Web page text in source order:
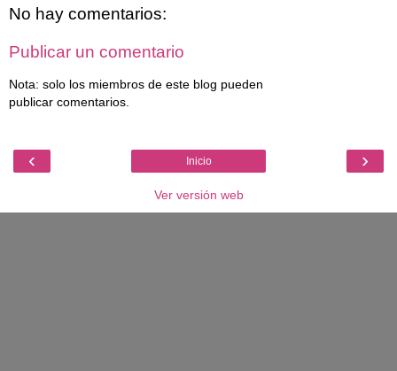
No hay comentarios:
Publicar un comentario
Nota: solo los miembros de este blog pueden
publicar comentarios.
‹ ›
Inicio
Ver versión web